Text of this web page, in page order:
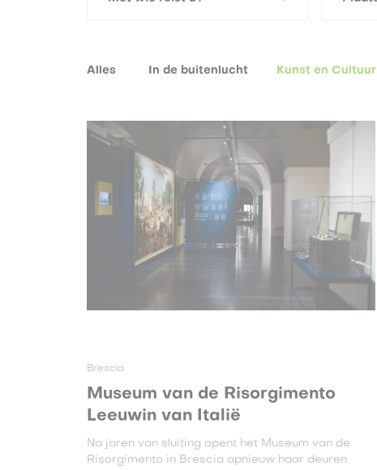
Alles In de buitenlucht Kunst en Cultuur
Brescia
Museum van de Risorgimento
Leeuwin van Italië
Na jaren van sluiting opent het Museum van de
Risorgimento in Brescia opnieuw haar deuren